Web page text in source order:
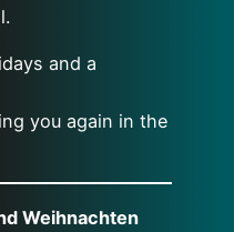
and a
you again in the
Weihnachten